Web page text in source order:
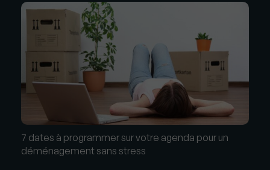
7 dates à programmer sur votre agenda pour un
déménagement sans stress